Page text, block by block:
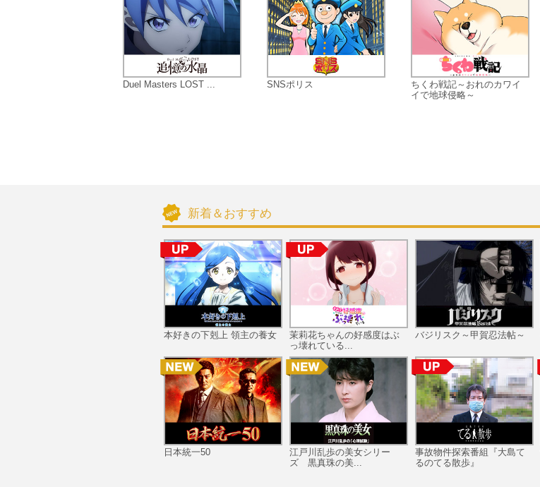
Duel Masters LOST ... SNSポリス
ちくわ戦記～おれのカワイ
イで地球侵略～
新着＆おすすめ
本好きの下剋上 領主の養女
日本統一50
茉莉花ちゃんの好感度はぶ
っ壊れている...
江戸川乱歩の美女シリー
ズ 黒真珠の美...
バジリスク～甲賀忍法帖～
事故物件探索番組『大島て
るのてる散歩』